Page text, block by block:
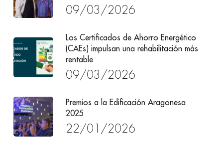
09/03/2026
Los Certificados de Ahorro Energético
(CAEs) impulsan una rehabilitación más
rentable
09/03/2026
Premios a la Edificación Aragonesa
2025
22/01/2026